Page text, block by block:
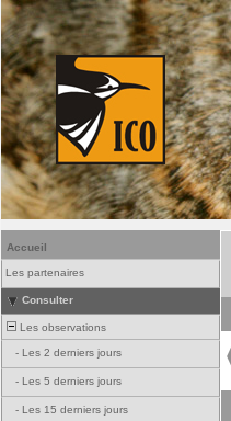
Accueil
Les partenaires
Consulter
Les observations
- Les 2 derniers jours
- Les 5 derniers jours
- Les 15 derniers jours